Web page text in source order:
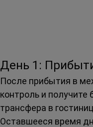
День 1:
После прибытия в
контроль и
трансфера в
Оставшееся время